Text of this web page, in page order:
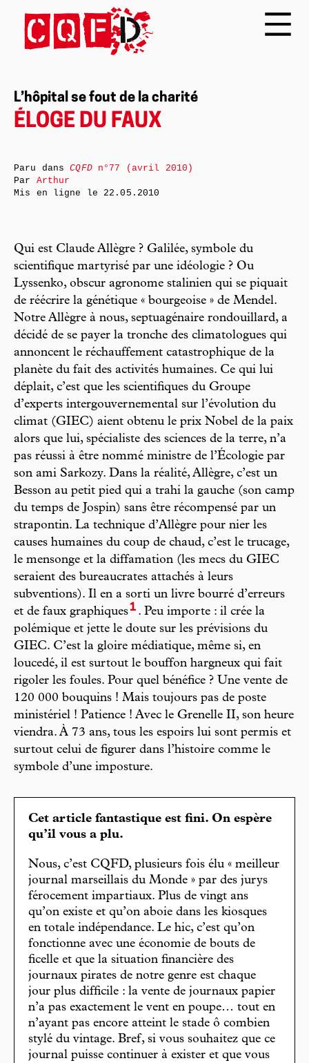
L’hôpital se fout de la charité
ÉLOGE DU FAUX
Qui est Claude Allègre ? Galilée, symbole du
scientifique martyrisé par une idéologie ? Ou
Lyssenko, obscur agronome stalinien qui se piquait
de réécrire la génétique « bourgeoise » de Mendel.
Notre Allègre à nous, septuagénaire rondouillard, a
décidé de se payer la tronche des climatologues qui
annoncent le réchauffement catastrophique de la
planète du fait des activités humaines. Ce qui lui
déplait, c’est que les scientifiques du Groupe
d’experts intergouvernemental sur l’évolution du
climat (GIEC) aient obtenu le prix Nobel de la paix
alors que lui, spécialiste des sciences de la terre, n’a
pas réussi à être nommé ministre de l’Écologie par
son ami Sarkozy. Dans la réalité, Allègre, c’est un
Besson au petit pied qui a trahi la gauche (son camp
du temps de Jospin) sans être récompensé par un
strapontin. La technique d’Allègre pour nier les
causes humaines du coup de chaud, c’est le trucage,
le mensonge et la diffamation (les mecs du GIEC
seraient des bureaucrates attachés à leurs
subventions). Il en a sorti un livre bourré d’erreurs
et de faux graphiques1 . Peu importe : il crée la
polémique et jette le doute sur les prévisions du
GIEC. C’est la gloire médiatique, même si, en
loucedé, il est surtout le bouffon hargneux qui fait
rigoler les foules. Pour quel bénéfice ? Une vente de
120 000 bouquins ! Mais toujours pas de poste
ministériel ! Patience ! Avec le Grenelle II, son heure
viendra. À 73 ans, tous les espoirs lui sont permis et
surtout celui de figurer dans l’histoire comme le
symbole d’une imposture.
Cet article fantastique est fini. On espère
qu’il vous a plu.
Nous, c’est CQFD, plusieurs fois élu « meilleur
journal marseillais du Monde » par des jurys
férocement impartiaux. Plus de vingt ans
qu’on existe et qu’on aboie dans les kiosques
en totale indépendance. Le hic, c’est qu’on
fonctionne avec une économie de bouts de
ficelle et que la situation financière des
journaux pirates de notre genre est chaque
jour plus difficile : la vente de journaux papier
n’a pas exactement le vent en poupe… tout en
n’ayant pas encore atteint le stade ô combien
stylé du vintage. Bref, si vous souhaitez que ce
journal puisse continuer à exister et que vous
Paru dansCQFDn°77 (avril 2010)
Par Arthur
Mis en ligne le 22.05.2010